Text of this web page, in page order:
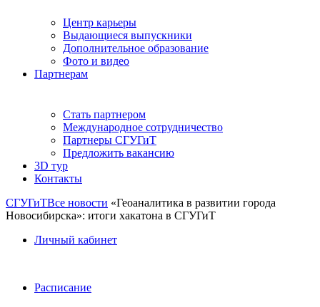
Центр карьеры
Выдающиеся выпускники
Дополнительное образование
Фото и видео
Партнерам
Стать партнером
Международное сотрудничество
Партнеры СГУГиТ
Предложить вакансию
3D тур
Контакты
СГУГиТВсе новости «Геоаналитика в развитии города
Новосибирска»: итоги хакатона в СГУГиТ
Личный кабинет
Расписание